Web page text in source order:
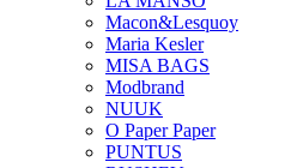
Macon&Lesquoy
Maria Kesler
MISA BAGS
Modbrand
NUUK
O Paper Paper
PUNTUS